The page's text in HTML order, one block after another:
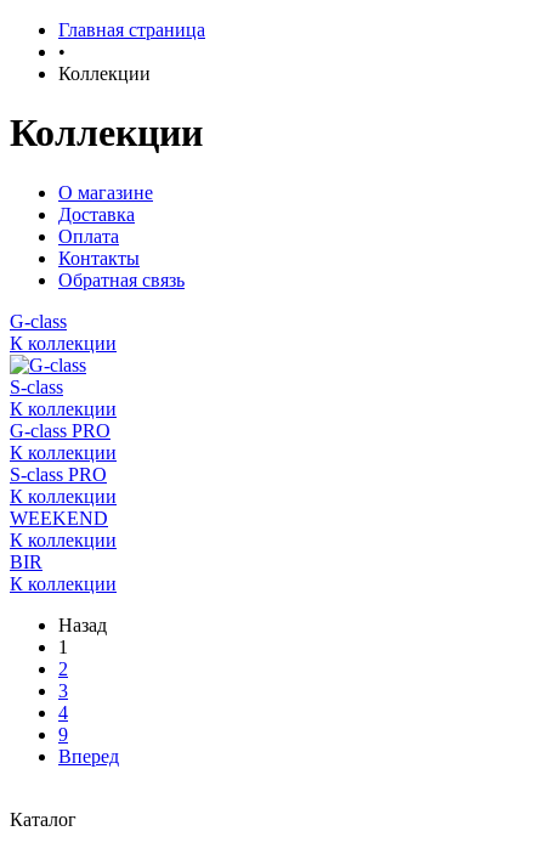
Главная страница
•
Коллекции
Коллекции
О магазине
Доставка
Оплата
Контакты
Обратная связь
G-class
К коллекции
S-class
К коллекции
G-class PRO
К коллекции
S-class PRO
К коллекции
WEEKEND
К коллекции
BIR
К коллекции
Назад
1
2
3
4
9
Вперед
Каталог